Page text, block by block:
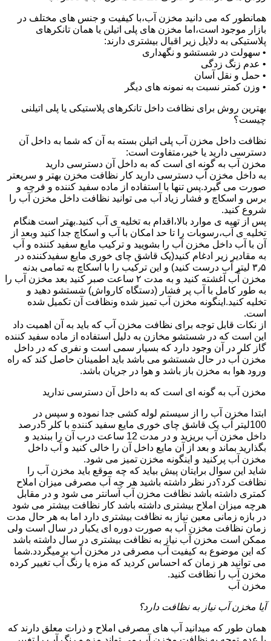
همانطور که می دانید مخزن آب،با کیفیت و جنس های مختلف در
بازار موجود است،اما مخزن های پلی اتیلن یا همان تانکرهای
پلاستیکی به دلایل زیر اقبال بیشتری دارند:
• سهولت در شستشو و نگهداری
• عدم زنگ زدگی
• حمل و نقل آسان
• وزن کمتر نسبت به نمونه های دیگر
بهترین روش برای نظافت داخل تانکرهای پلاستیکی یا پلی اتیلنی
چیست؟
نظافت داخل مخزن آب پلی اتیلن بسته به آن که شما به داخل آن
دسترسی دارید یا خیر،متفاوت است:
مخزن آب به گونه ای است که به داخل آن دسترسی دارید
به داخل مخزن آب دسترسی دارید کار نظافت مخزن بهتر و سریعتر
صورت می گیرد.پس تنها با استفاده از ماده سفید کننده و فرچه و
برس و اسکاچ و فشار زیاد آب می توانید نظافت داخل مخزن آب را
شروع کنید.
پس از تهیه ی موارد بالا،اقدام به تخلیه ی آب کنید.بهتر است هنگام
تخلیه ی آب،رسوبات را تا حد امکان با آب و اسکاچ جدا کنید وبعد از
آن با آب داخل مخزن آب را بشویید و ترکیب مایع سفید کننده و آب
به مقادیر زیر ادغام کنید(یک قاشق چای خوری مایع سفیدکننده در
۳٫۵ لیتر آب درست کنید) و این ترکیب را با اسکاچ به تمامی بدنه
مخزن آّب آغشته کنید و به مدت ۲ ساعت صبر کنید بعد مخزن آب را
به طور کامل با آب پر فشار (دستگاه کارواش) شستشو دهید و
تخلیه کنید.اینگونه مخزن آب تمیز شده ونظافت آن تکمیل شده
است.
از نکات قابل توجه برای نظافت مخزن آب که باید به آن اهمیت داد
این است که در شستشو مخازن به دلیل استفاده از ماده سفید کننده
گاز کلر در آن وجود دارد که بسیار سمی است و نفری که در داخل
مخزن آب در حال شستشو می باشد باید اطمینان حاصل کند که راه
ورود هوا به مخزن باز باشد و هوا در جریان باشد.
مخزن آب به گونه ای است که به داخل آن دسترسی ندارید
ابتدا مخزن آب را از سیستم لوله کشی جدا نموده و سپس در
100لیتر آب یک قاشق چای خوری مایع سفید کننده با کلر 5درصد
داخل مخزن آب بریزید و در مدت 12 ساعت درب آن را ببندید و
بگذارید بماند و بعد از آن مایع داخل آن را خالی کنید و آب داخل
مخزن آب پرکنید و اینگونه مخزن تمیز می شود.
شاید این سوال برایتان پیش بیاید که چه موقع باید مخزن آب را
نظافت کرد؟در نظر داشته باشید هر چه آب مصرفی میزان املاح
کمتری داشته باشد نظافت مخزن آب آسانتر می شود و در مقابل
هرچه میزان املاح بیشتری داشته باشد کار نظافت بیشتر می شود
در بازه زمانی معین نیاز به نظافت بیشتری دارد اما به هر حال مدت
زمان نظافت مخزن آب به صورت دوره ای یکبار در سال است ولی
ممکن است مخزن آب نیاز به نظافت بیشتری در سال داشته باشد
که این موضوع به کیفیت آب مصرفی در مخزن آب برمیگردد.شما
می توانید هر زمان که احساس کردید که مزه یا رنگ آب تغییر کرده
مخزن آب را نظافت کنید.
مخزن آب
آیا مخزن آب نیاز به نظافت دارد؟
همان طور که میدانید آب های مصرفی املاح و ذرات معلق دارند که